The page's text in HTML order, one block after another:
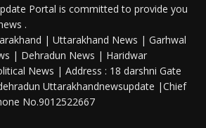
Portal is committed to provide you
.
| Uttarakhand News | Garhwal
| Dehradun News | Haridwar
News | Address : 18 darshni Gate
Uttarakhandnewsupdate |Chief
No.9012522667